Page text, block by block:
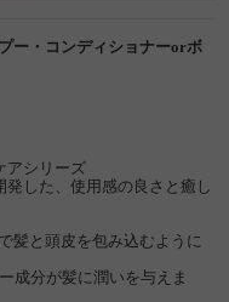
ー・コンディショナーorボ
アシリーズ
した、使用感の良さと癒し
髪と頭皮を包み込むように
成分が髪に潤いを与えま